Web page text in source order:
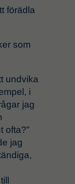
förädla
som
undvika
i
jag
ofta?”
jag